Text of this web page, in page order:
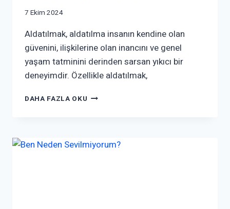
7 Ekim 2024
Aldatılmak, aldatılma insanın kendine olan
güvenini, ilişkilerine olan inancını ve genel
yaşam tatminini derinden sarsan yıkıcı bir
deneyimdir. Özellikle aldatılmak,
DAHA FAZLA OKU